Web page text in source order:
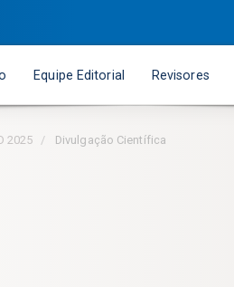
Equipe Editorial Revisores
2025 Divulgação Científica